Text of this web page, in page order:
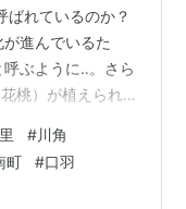
ばれているのか？
進んでいるた
ぶように‥。さら
桃）が植えられ、
を与えていま
羽の「川角（か
所になります。
#川角
町 #口羽